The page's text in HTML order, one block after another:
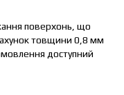
поверхонь, що
товщини 0,8 мм
доступний